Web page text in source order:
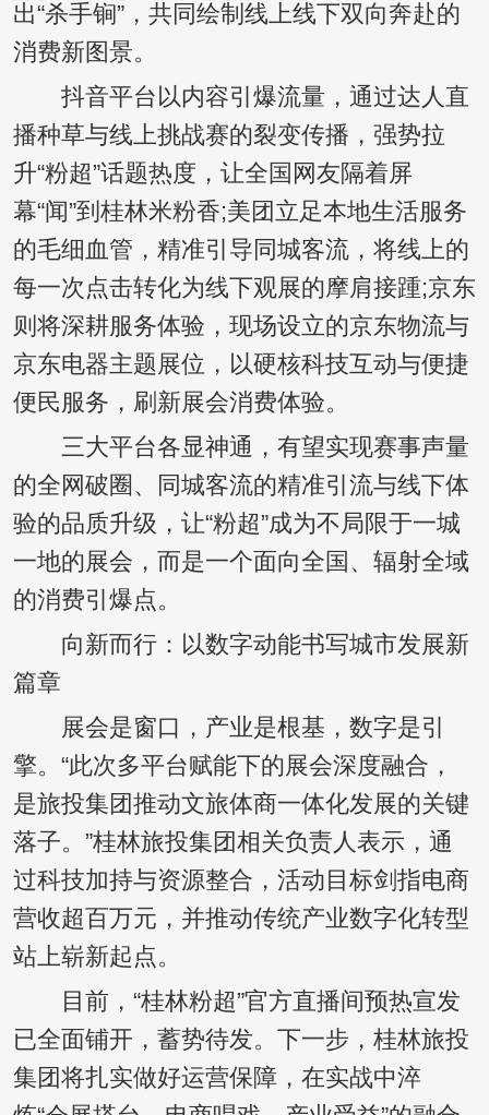
出“杀手锏”，共同绘制线上线下双向奔赴的
消费新图景。
抖音平台以内容引爆流量，通过达人直
播种草与线上挑战赛的裂变传播，强势拉
升“粉超”话题热度，让全国网友隔着屏
幕“闻”到桂林米粉香;美团立足本地生活服务
的毛细血管，精准引导同城客流，将线上的
每一次点击转化为线下观展的摩肩接踵;京东
则将深耕服务体验，现场设立的京东物流与
京东电器主题展位，以硬核科技互动与便捷
便民服务，刷新展会消费体验。
三大平台各显神通，有望实现赛事声量
的全网破圈、同城客流的精准引流与线下体
验的品质升级，让“粉超”成为不局限于一城
一地的展会，而是一个面向全国、辐射全域
的消费引爆点。
向新而行：以数字动能书写城市发展新
篇章
展会是窗口，产业是根基，数字是引
擎。“此次多平台赋能下的展会深度融合，
是旅投集团推动文旅体商一体化发展的关键
落子。”桂林旅投集团相关负责人表示，通
过科技加持与资源整合，活动目标剑指电商
营收超百万元，并推动传统产业数字化转型
站上崭新起点。
目前，“桂林粉超”官方直播间预热宣发
已全面铺开，蓄势待发。下一步，桂林旅投
集团将扎实做好运营保障，在实战中淬